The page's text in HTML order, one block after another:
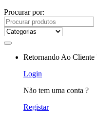
Procurar por:
Retornando Ao Cliente
Login
Não tem uma conta ?
Registar